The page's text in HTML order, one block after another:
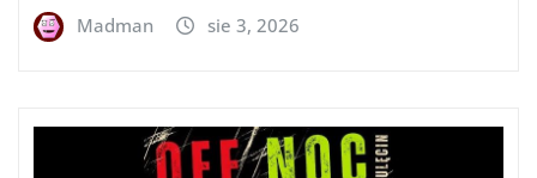
Madman sie 3, 2026